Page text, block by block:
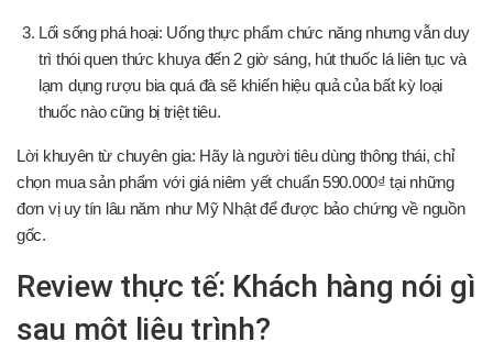
Lối sống phá hoại: Uống thực phẩm chức năng nhưng vẫn duy
trì thói quen thức khuya đến 2 giờ sáng, hút thuốc lá liên tục và
lạm dụng rượu bia quá đà sẽ khiến hiệu quả của bất kỳ loại
thuốc nào cũng bị triệt tiêu.
Lời khuyên từ chuyên gia: Hãy là người tiêu dùng thông thái, chỉ
chọn mua sản phẩm với giá niêm yết chuẩn 590.000₫ tại những
đơn vị uy tín lâu năm như Mỹ Nhật để được bảo chứng về nguồn
gốc.
Review thực tế: Khách hàng nói gì
sau một liệu trình?